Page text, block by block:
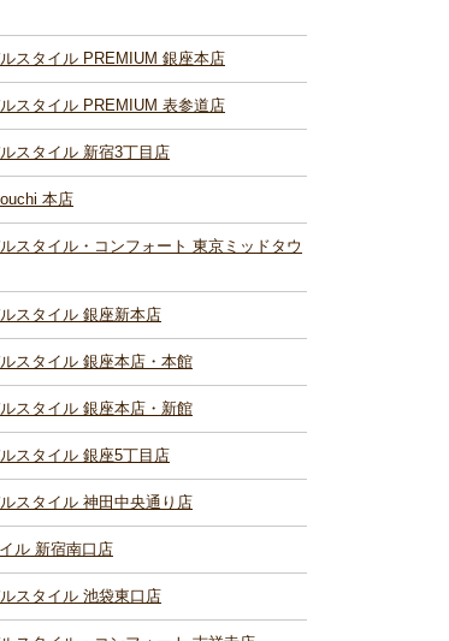
スタイル PREMIUM 銀座本店
スタイル PREMIUM 表参道店
スタイル 新宿3丁目店
本店
スタイル・コンフォート 東京ミッドタウ
スタイル 銀座新本店
スタイル 銀座本店・本館
スタイル 銀座本店・新館
スタイル 銀座5丁目店
スタイル 神田中央通り店
ル 新宿南口店
スタイル 池袋東口店